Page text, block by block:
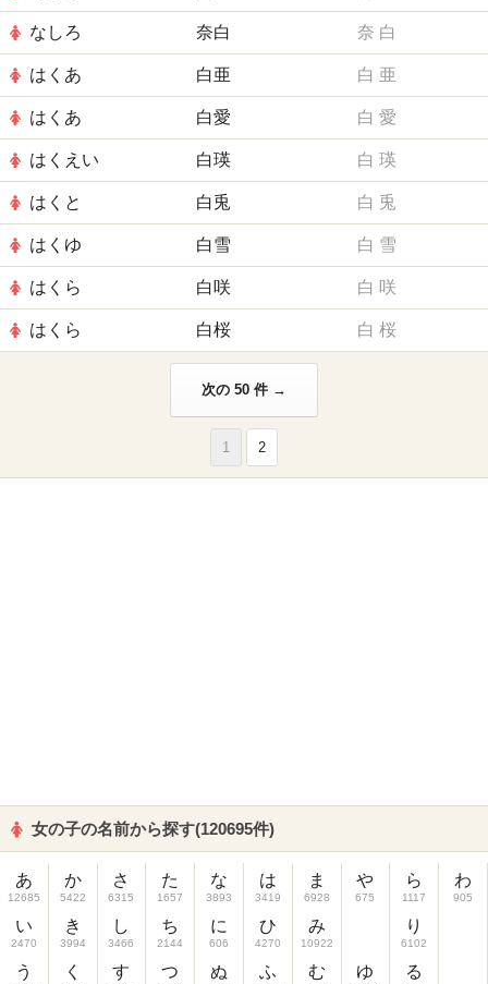
なしろ 奈白 奈 白
はくあ 白亜 白 亜
はくあ 白愛 白 愛
はくえい 白瑛 白 瑛
はくと 白兎 白 兎
はくゆ 白雪 白 雪
はくら 白咲 白 咲
はくら 白桜 白 桜
次の 50 件 →
1 2
女の子の名前から探す(120695件)
あ
12685
い
2470
う
か
5422
き
3994
く
さ
6315
し
3466
す
た
1657
ち
2144
つ
な
3893
に
606
ぬ
は
3419
ひ
4270
ふ
ま
6928
み
10922
む
や
675
ゆ
ら
1117
り
6102
る
わ
905